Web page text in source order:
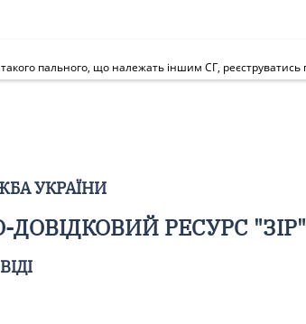
УКРАЇНИ
РЕСУРС "ЗІР"